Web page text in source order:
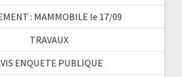
: MAMMOBILE le 17/09
TRAVAUX
ENQUETE PUBLIQUE